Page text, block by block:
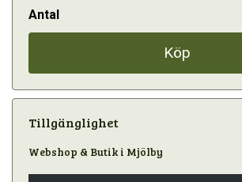
Antal
Köp
Tillgänglighet
Webshop & Butik i Mjölby